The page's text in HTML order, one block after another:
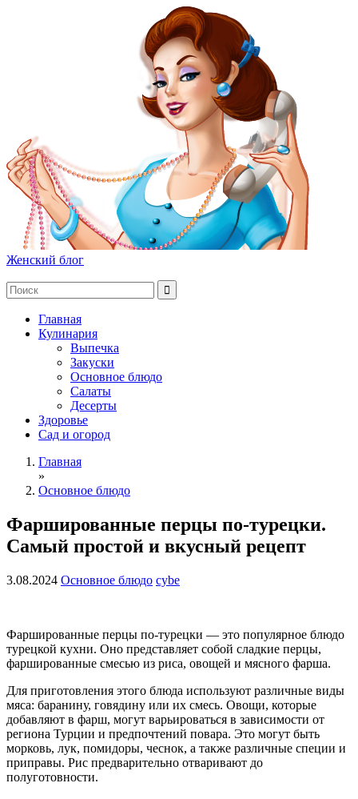
Женский блог
Главная
Кулинария
Выпечка
Закуски
Основное блюдо
Салаты
Десерты
Здоровье
Сад и огород
Главная
»
Основное блюдо
Фаршированные перцы по-турецки.
Самый простой и вкусный рецепт
3.08.2024 Основное блюдо cybe
Фаршированные перцы по-турецки — это популярное блюдо
турецкой кухни. Оно представляет собой сладкие перцы,
фаршированные смесью из риса, овощей и мясного фарша.
Для приготовления этого блюда используют различные виды
мяса: баранину, говядину или их смесь. Овощи, которые
добавляют в фарш, могут варьироваться в зависимости от
региона Турции и предпочтений повара. Это могут быть
морковь, лук, помидоры, чеснок, а также различные специи и
приправы. Рис предварительно отваривают до
полуготовности.